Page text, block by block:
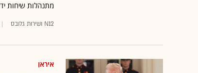
מתנהלות שיחות
N12 ושירות גלובס
איראן